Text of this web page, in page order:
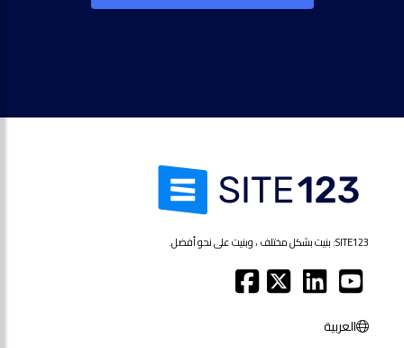
SITE123: بنيت بشكل مختلف ، وبنيت على نحو أفضل.
العربية